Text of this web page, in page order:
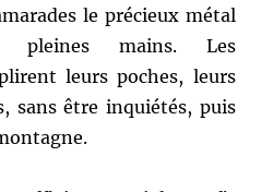
le précieux métal
pleines mains. Les
leurs poches, leurs
sans être inquiétés, puis